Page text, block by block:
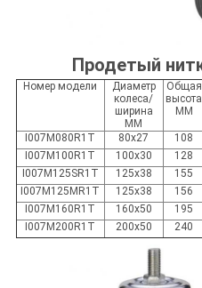
Продетый
Номер модели
Диаметр
колеса/
ширина
MM
Общая
высота
MM
I007M080R1T 80x27 108
I007M100R1T
100x30 128
I007M125SR1T
125x38 155
I007M125MR1T
125x38 156
I007M160R1T
160x50 195
I007M200R1T
200x50 240